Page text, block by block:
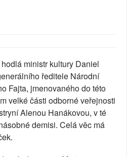
ministr kultury Daniel
ředitele Národní
Fajta, jmenovaného do této
velké části odborné veřejnosti
Alenou Hanákovou, v té
demisi. Celá věc má